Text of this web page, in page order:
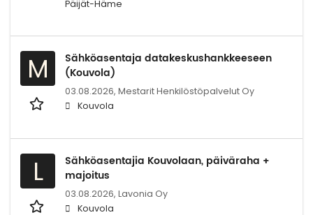
Päijät-Häme
M
Sähköasentaja datakeskushankkeeseen
(Kouvola)
03.08.2026, Mestarit Henkilöstöpalvelut Oy
Kouvola
L
Sähköasentajia Kouvolaan, päiväraha +
majoitus
03.08.2026, Lavonia Oy
Kouvola